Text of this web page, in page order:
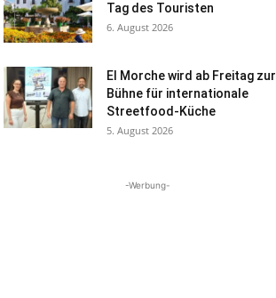
Tag des Touristen
6. August 2026
El Morche wird ab Freitag zur
Bühne für internationale
Streetfood-Küche
5. August 2026
-Werbung-